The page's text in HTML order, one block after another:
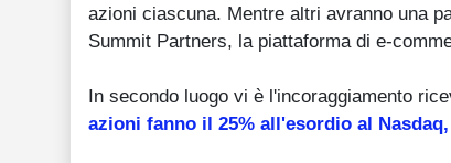
azioni ciascuna. Mentre altri avranno una
Summit Partners, la piattaforma di e-
In secondo luogo vi è l'incoraggiamento
azioni fanno il 25% all'esordio al